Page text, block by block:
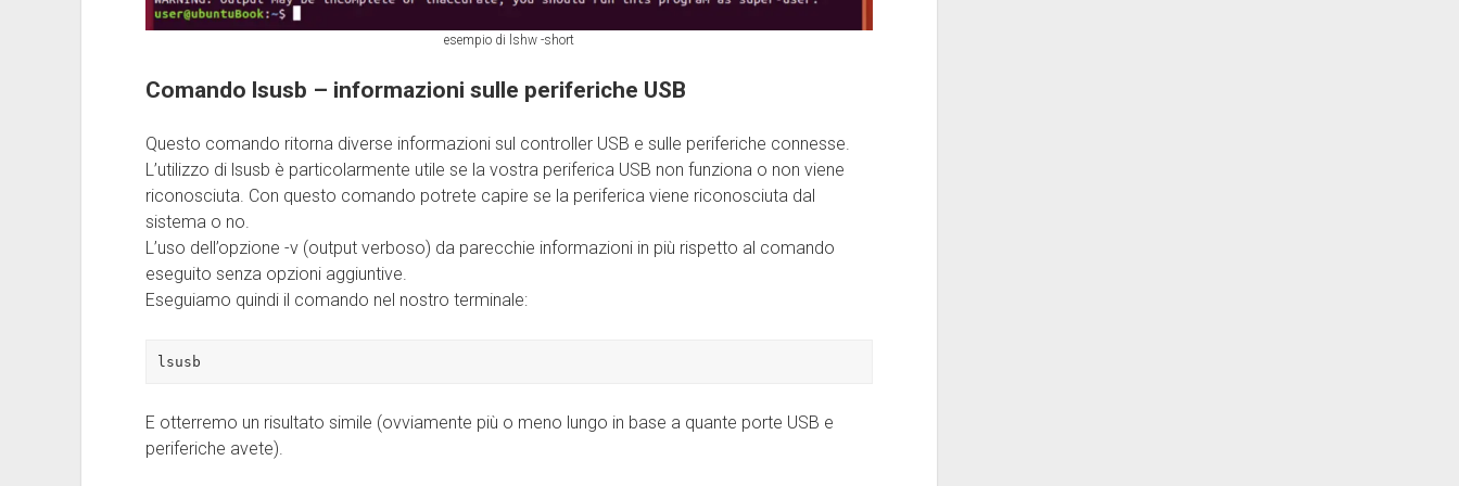
esempio di lshw -short
Comando lsusb – informazioni sulle periferiche USB
Questo comando ritorna diverse informazioni sul controller USB e sulle periferiche connesse.
L’utilizzo di lsusb è particolarmente utile se la vostra periferica USB non funziona o non viene
riconosciuta. Con questo comando potrete capire se la periferica viene riconosciuta dal
sistema o no.
L’uso dell’opzione -v (output verboso) da parecchie informazioni in più rispetto al comando
eseguito senza opzioni aggiuntive.
Eseguiamo quindi il comando nel nostro terminale:
lsusb
E otterremo un risultato simile (ovviamente più o meno lungo in base a quante porte USB e
periferiche avete).